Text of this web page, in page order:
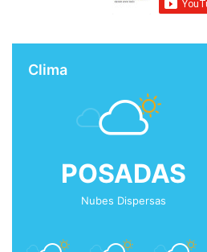
Clima
POSADAS
Nubes Dispersas